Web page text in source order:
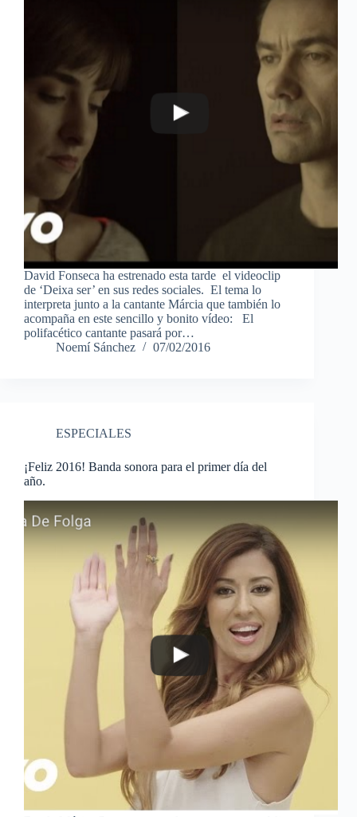
David Fonseca ha estrenado esta tarde el videoclip
de ‘Deixa ser’ en sus redes sociales. El tema lo
interpreta junto a la cantante Márcia que también lo
acompaña en este sencillo y bonito vídeo: El
polifacético cantante pasará por…
Noemí Sánchez
07/02/2016
ESPECIALES
¡Feliz 2016! Banda sonora para el primer día del
año.